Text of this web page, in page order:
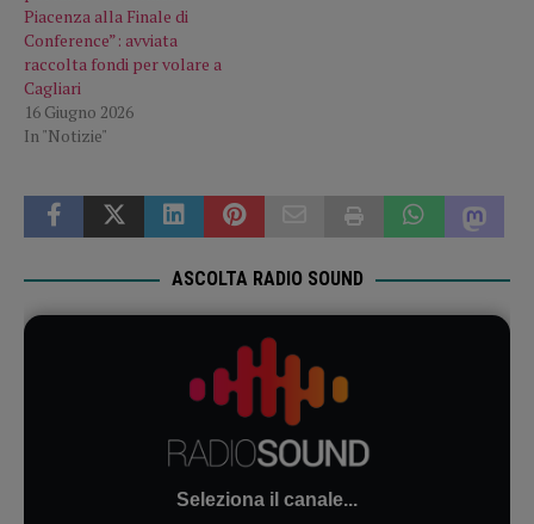
Piacenza alla Finale di
Conference”: avviata
raccolta fondi per volare a
Cagliari
16 Giugno 2026
In "Notizie"
ASCOLTA RADIO SOUND
Seleziona il canale...